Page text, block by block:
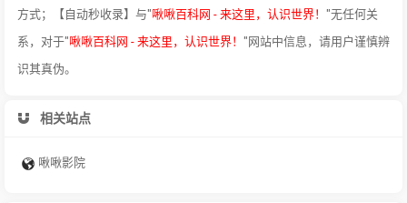
方式；【自动秒收录】与"啾啾百科网 - 来这里，认识世界！ "无任何关
系，对于"啾啾百科网 - 来这里，认识世界！ "网站中信息，请用户谨慎辨
识其真伪。
相关站点
啾啾影院